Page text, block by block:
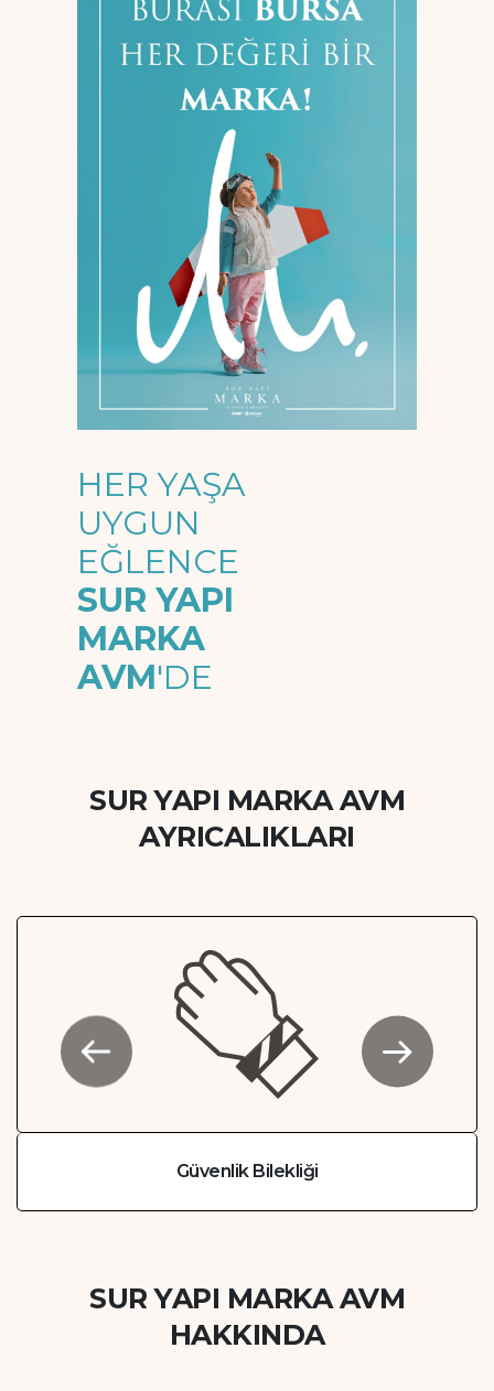
HER YAŞA
UYGUN
EĞLENCE
SUR YAPI
MARKA
AVM'DE
SUR YAPI MARKA AVM
AYRICALIKLARI
Yürüme Desteği
SUR YAPI MARKA AVM
HAKKINDA